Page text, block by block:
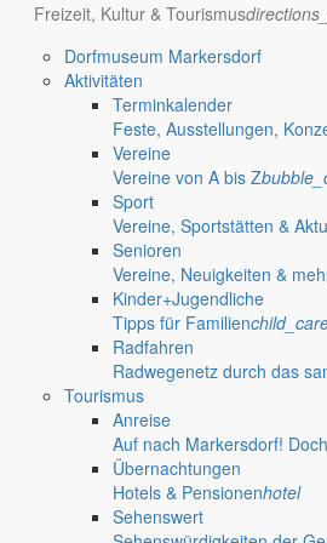
Freizeit, Kultur & Tourismus
Dorfmuseum Markersdorf
Aktivitäten
Terminkalender
Feste, Ausstellungen,
Vereine
Vereine von A bis Z
Sport
Vereine, Sportstätten &
Senioren
Vereine, Neuigkeiten &
Kinder+Jugendliche
Tipps für Familien
Radfahren
Radwegenetz durch das
Tourismus
Anreise
Auf nach Markersdorf!
Übernachtungen
Hotels & Pensionenhotel
Sehenswert
Aktuelles aus dem
2019
der Gemeinde Markersdorf! Die
2019
der Gemeinde Markersdorf! Der
Bürgern, Unternehmern und Gästen
2019
guten Tradition folgend, lassen Sie